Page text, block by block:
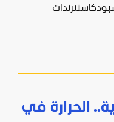
بودكاستترندات
مئوية.. الحرارة في